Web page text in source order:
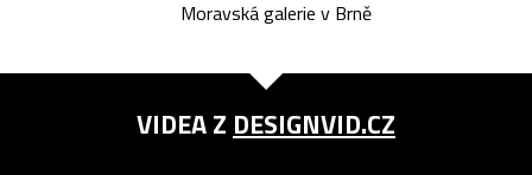
Moravská galerie v Brně
VIDEA Z DESIGNVID.CZ